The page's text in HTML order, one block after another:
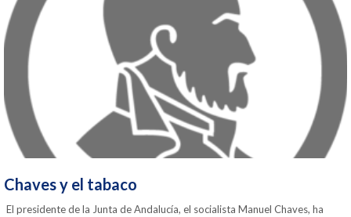
Chaves y el tabaco
El presidente de la Junta de Andalucía, el socialista Manuel Chaves, ha